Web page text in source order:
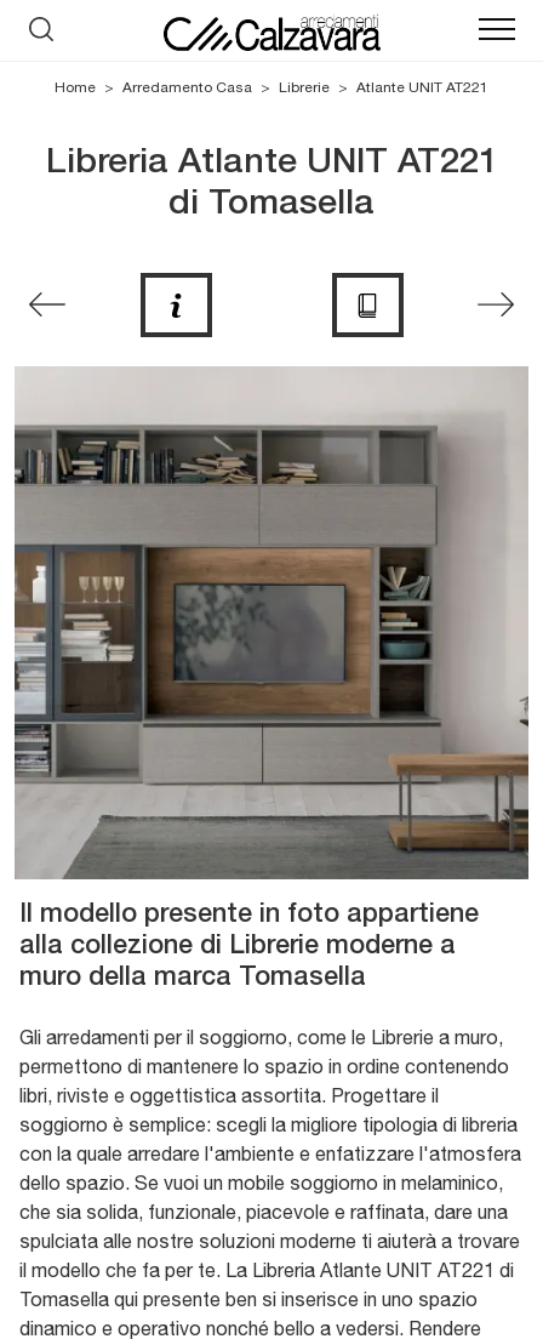
Home > Arredamento Casa > Librerie > Atlante UNIT AT221
Libreria Atlante UNIT AT221
di Tomasella
Il modello presente in foto appartiene
alla collezione di Librerie moderne a
muro della marca Tomasella
Gli arredamenti per il soggiorno, come le Librerie a muro,
permettono di mantenere lo spazio in ordine contenendo
libri, riviste e oggettistica assortita. Progettare il
soggiorno è semplice: scegli la migliore tipologia di libreria
con la quale arredare l'ambiente e enfatizzare l'atmosfera
dello spazio. Se vuoi un mobile soggiorno in melaminico,
che sia solida, funzionale, piacevole e raffinata, dare una
spulciata alle nostre soluzioni moderne ti aiuterà a trovare
il modello che fa per te. La Libreria Atlante UNIT AT221 di
Tomasella qui presente ben si inserisce in uno spazio
dinamico e operativo nonché bello a vedersi. Rendere